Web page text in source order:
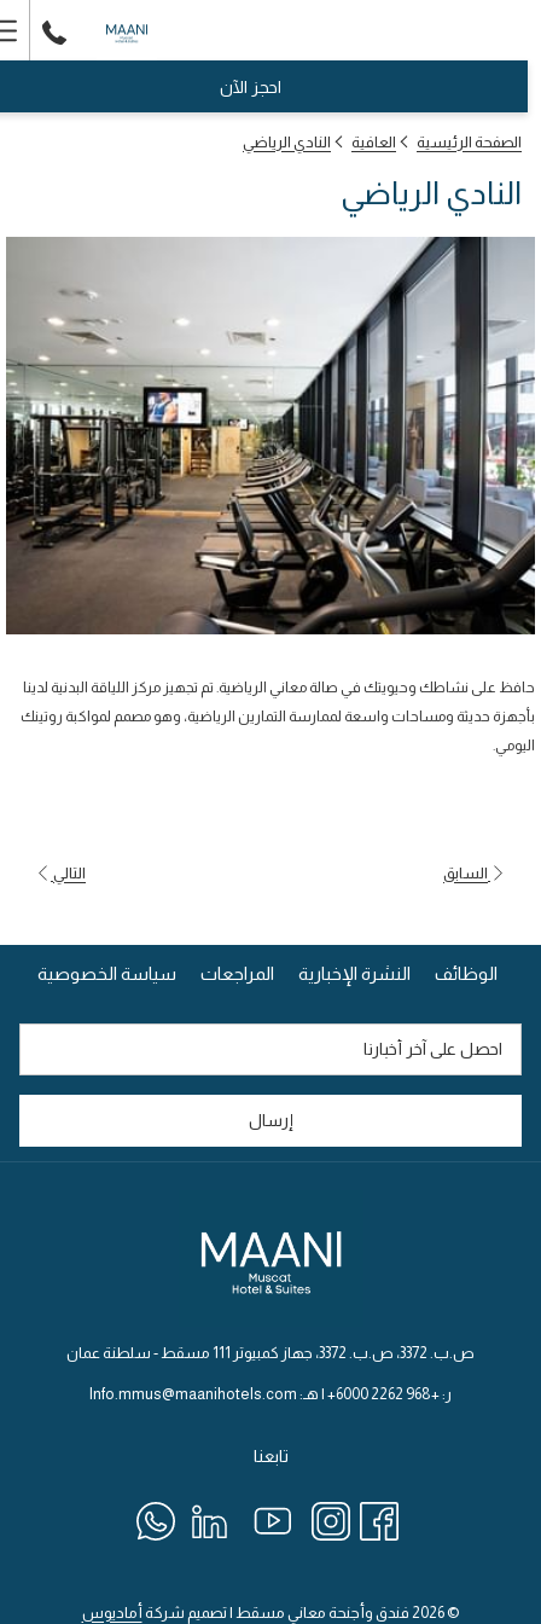
احجز الآن
الصفحة الرئيسية العافية النادي الرياضي
النادي الرياضي
على نشاطك وحيويتك في صالة معاني الرياضية. تم تجهيز مركز اللياقة البدنية لدينا
حديثة ومساحات واسعة لممارسة التمارين الرياضية، وهو مصمم لمواكبة روتينك
السابق التالي
الوظائف النشرة الإخبارية المراجعاتيفتح
علامة
سياسة الخصوصية
إرسال
تابعنا
ص.ب. 3372، ص.ب. 3372، جهاز كمبيوتر 111 مسقط - سلطنة عمان
ر: +968 2262 6000+ | هـ: Info.mmus@maanihotels.com
©
2026فندق وأجنحة معاني مسقط | تصميم شركةأماديوس